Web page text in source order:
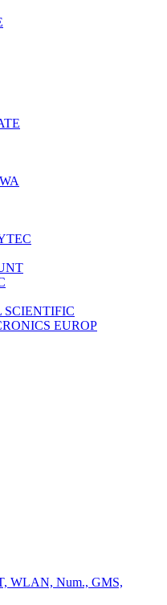
SCIENTIFIC
EUROP
WLAN, Num., GMS,